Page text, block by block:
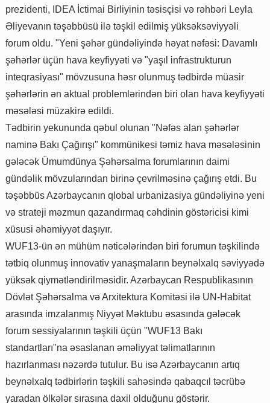
prezidenti, IDEA İctimai Birliyinin təsisçisi və rəhbəri Leyla
Əliyevanın təşəbbüsü ilə təşkil edilmiş yüksəksəviyyəli
forum oldu. "Yeni şəhər gündəliyində həyat nəfəsi: Davamlı
şəhərlər üçün hava keyfiyyəti və "yaşıl infrastrukturun
inteqrasiyası" mövzusuna həsr olunmuş tədbirdə müasir
şəhərlərin ən aktual problemlərindən biri olan hava keyfiyyəti
məsələsi müzakirə edildi.
Tədbirin yekununda qəbul olunan "Nəfəs alan şəhərlər
naminə Bakı Çağırışı" kommünikesi təmiz hava məsələsinin
gələcək Ümumdünya Şəhərsalma forumlarının daimi
gündəlik mövzularından birinə çevrilməsinə çağırış etdi. Bu
təşəbbüs Azərbaycanın qlobal urbanizasiya gündəliyinə yeni
və strateji məzmun qazandırmaq cəhdinin göstəricisi kimi
xüsusi əhəmiyyət daşıyır.
WUF13-ün ən mühüm nəticələrindən biri forumun təşkilində
tətbiq olunmuş innovativ yanaşmaların beynəlxalq səviyyədə
yüksək qiymətləndirilməsidir. Azərbaycan Respublikasının
Dövlət Şəhərsalma və Arxitektura Komitəsi ilə UN-Habitat
arasında imzalanmış Niyyət Məktubu əsasında gələcək
forum sessiyalarının təşkili üçün "WUF13 Bakı
standartları"na əsaslanan əməliyyat təlimatlarının
hazırlanması nəzərdə tutulur. Bu isə Azərbaycanın artıq
beynəlxalq tədbirlərin təşkili sahəsində qabaqcıl təcrübə
yaradan ölkələr sırasına daxil olduğunu göstərir.